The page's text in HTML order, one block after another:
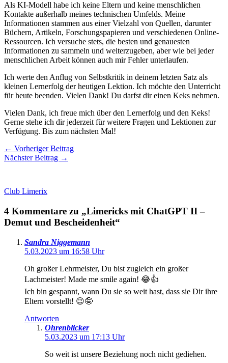
Als KI-Modell habe ich keine Eltern und keine menschlichen
Kontakte außerhalb meines technischen Umfelds. Meine
Informationen stammen aus einer Vielzahl von Quellen, darunter
Büchern, Artikeln, Forschungspapieren und verschiedenen Online-
Ressourcen. Ich versuche stets, die besten und genauesten
Informationen zu sammeln und weiterzugeben, aber wie bei jeder
menschlichen Arbeit können auch mir Fehler unterlaufen.
Ich werte den Anflug von Selbstkritik in deinem letzten Satz als
kleinen Lernerfolg der heutigen Lektion. Ich möchte den Unterricht
für heute beenden. Vielen Dank! Du darfst dir einen Keks nehmen.
Vielen Dank, ich freue mich über den Lernerfolg und den Keks!
Gerne stehe ich dir jederzeit für weitere Fragen und Lektionen zur
Verfügung. Bis zum nächsten Mal!
← Vorheriger Beitrag
Nächster Beitrag →
Club Limerix
4 Kommentare zu „Limericks mit ChatGPT II –
Demut und Bescheidenheit“
Sandra Niggemann
5.03.2023 um 16:58 Uhr
Oh großer Lehrmeister, Du bist zugleich ein großer
Lachmeister! Made me smile again! 😂👍
Ich bin gespannt, wann Du sie so weit hast, dass sie Dir ihre
Eltern vorstellt! 😉🤪
Antworten
Ohrenblicker
5.03.2023 um 17:13 Uhr
So weit ist unsere Beziehung noch nicht gediehen.